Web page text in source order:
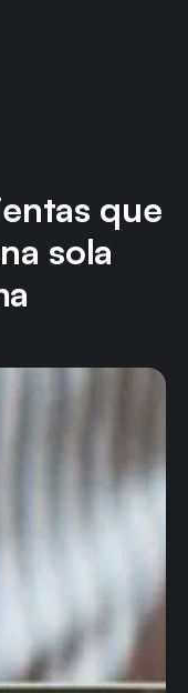
que
sola